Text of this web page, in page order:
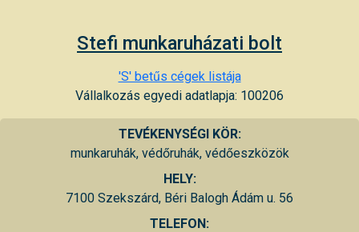
Stefi munkaruházati bolt
'S' betűs cégek listája
Vállalkozás egyedi adatlapja: 100206
TEVÉKENYSÉGI KÖR:
munkaruhák, védőruhák, védőeszközök
HELY:
7100 Szekszárd, Béri Balogh Ádám u. 56
TELEFON: